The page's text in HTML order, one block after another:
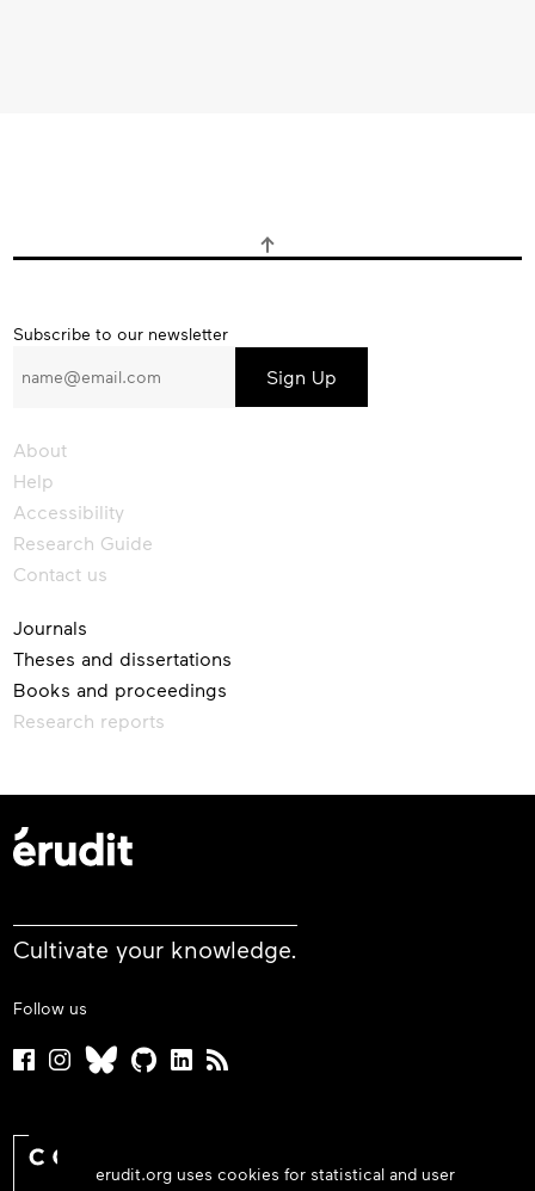
erudit.org uses cookies for statistical and user
Subscribe
our
Subscribe to our newsletter
About
Help
Accessibility
Research Guide
Contact us
Journals
Theses and dissertations
Books and proceedings
Research reports
Cultivate your knowledge.
Follow us